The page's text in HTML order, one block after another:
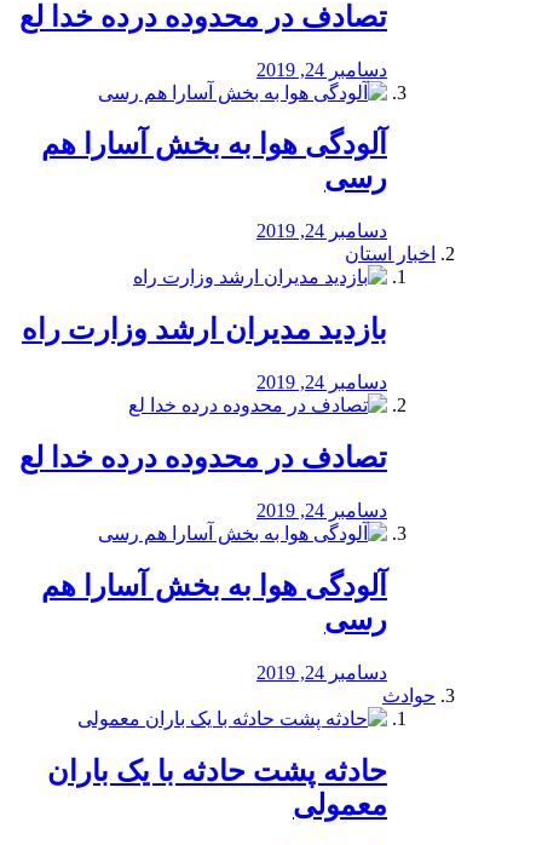
تصادف در محدوده درده خدا لع
دسامبر 24, 2019
آلودگی هوا به بخش آسارا هم
رسی
دسامبر 24, 2019
اخبار استان
بازدید مدیران ارشد وزارت راه
دسامبر 24, 2019
تصادف در محدوده درده خدا لع
دسامبر 24, 2019
آلودگی هوا به بخش آسارا هم
رسی
دسامبر 24, 2019
حوادث
️حادثه پشت حادثه با یک باران
معمولی